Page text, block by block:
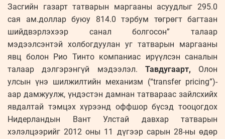
Засгийн газарт татварын маргааны асуудлыг 295.0
сая ам.доллар буюу 814.0 тэрбум төгрөгт багтаан
шийдвэрлэхээр санал болгосон” талаар
мэдээлсэнтэй холбогдуулан уг татварын маргааны
явц болон Рио Тинто компаниас ирүүлсэн саналын
талаар дэлгэрэнгүй мэдээлэл. Тавдугаарт, Олон
улсын үнэ шилжилтийн механизм (“transfer pricing”)-
аар дамжуулж, үндэстэн дамнан татвараас зайлсхийх
явдалтай тэмцэх хүрээнд оффшор бүсэд тооцогдох
Нидерландын Вант Улстай давхар татварын
хэлэлцээрийг 2012 оны 11 дүгээр сарын 28-ны өдөр